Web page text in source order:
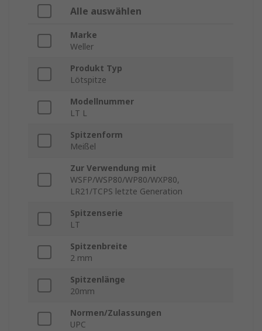
Alle auswählen
Marke
Weller
Produkt Typ
Lötspitze
Modellnummer
LT L
Spitzenform
Meißel
Zur Verwendung mit
WSFP/WSP80/WP80/WXP80,
LR21/TCPS letzte Generation
Spitzenserie
LT
Spitzenbreite
2 mm
Spitzenlänge
20mm
Normen/Zulassungen
UPC